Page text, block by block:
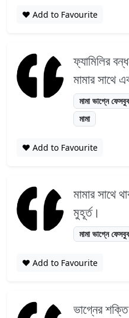
❤️ Add to Favourite
ফ্যামিলির
মামার সাথে
মামা ভাগ্নে
মামা
❤️ Add to Favourite
মামার সাথে
মুহূর্ত।
মামা ভাগ্নে
❤️ Add to Favourite
ভাগ্নের শক্তি